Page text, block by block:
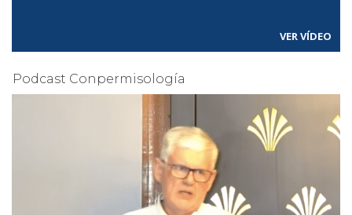
VER VÍDEO
Podcast Conpermisología